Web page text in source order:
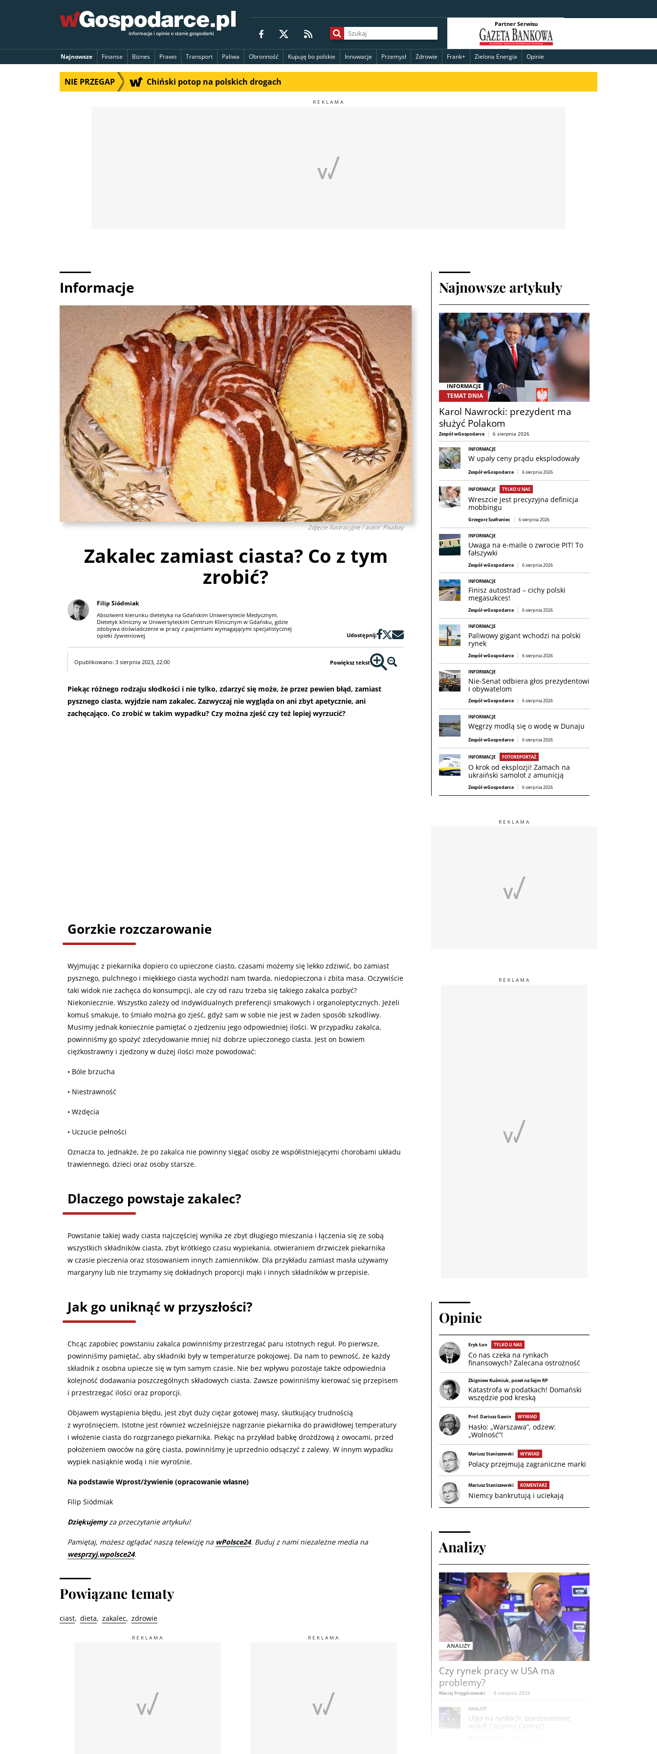
Partner Serwisu
Najnowsze Finanse Biznes Prawo Transport Paliwa Obronność Kupuję bo polskie Innowacje Przemysł Zdrowie Frank+ Zielona Energia Opinie
NIE PRZEGAP Chiński potop na polskich drogach
Informacje
Zdjęcie ilustracyjne / autor: Pixabay
Zakalec zamiast ciasta? Co z tym
zrobić?
Filip Siódmiak
Absolwent kierunku dietetyka na Gdańskim Uniwersytecie Medycznym.
Dietetyk kliniczny w Uniwersyteckim Centrum Klinicznym w Gdańsku, gdzie
zdobywa doświadczenie w pracy z pacjentami wymagającymi specjalistycznej
opieki żywieniowej
Udostępnij:
Opublikowano: 3 sierpnia 2023, 22:00 Powiększ tekst
Piekąc różnego rodzaju słodkości i nie tylko, zdarzyć się może, że przez pewien błąd, zamiast
pysznego ciasta, wyjdzie nam zakalec. Zazwyczaj nie wygląda on ani zbyt apetycznie, ani
zachęcająco. Co zrobić w takim wypadku? Czy można zjeść czy też lepiej wyrzucić?
Gorzkie rozczarowanie
Wyjmując z piekarnika dopiero co upieczone ciasto, czasami możemy się lekko zdziwić, bo zamiast
pysznego, pulchnego i miękkiego ciasta wychodzi nam twarda, niedopieczona i zbita masa. Oczywiście
taki widok nie zachęca do konsumpcji, ale czy od razu trzeba się takiego zakalca pozbyć?
Niekoniecznie. Wszystko zależy od indywidualnych preferencji smakowych i organoleptycznych. Jeżeli
komuś smakuje, to śmiało można go zjeść, gdyż sam w sobie nie jest w żaden sposób szkodliwy.
Musimy jednak koniecznie pamiętać o zjedzeniu jego odpowiedniej ilości. W przypadku zakalca,
powinniśmy go spożyć zdecydowanie mniej niż dobrze upieczonego ciasta. Jest on bowiem
ciężkostrawny i zjedzony w dużej ilości może powodować:
• Bóle brzucha
• Niestrawność
• Wzdęcia
• Uczucie pełności
Oznacza to, jednakże, że po zakalca nie powinny sięgać osoby ze współistniejącymi chorobami układu
trawiennego, dzieci oraz osoby starsze.
Dlaczego powstaje zakalec?
Powstanie takiej wady ciasta najczęściej wynika ze zbyt długiego mieszania i łączenia się ze sobą
wszystkich składników ciasta, zbyt krótkiego czasu wypiekania, otwieraniem drzwiczek piekarnika
w czasie pieczenia oraz stosowaniem innych zamienników. Dla przykładu zamiast masła używamy
margaryny lub nie trzymamy się dokładnych proporcji mąki i innych składników w przepisie.
Jak go uniknąć w przyszłości?
Chcąc zapobiec powstaniu zakalca powinniśmy przestrzegać paru istotnych reguł. Po pierwsze,
powinniśmy pamiętać, aby składniki były w temperaturze pokojowej. Da nam to pewność, że każdy
składnik z osobna upiecze się w tym samym czasie. Nie bez wpływu pozostaje także odpowiednia
kolejność dodawania poszczególnych składowych ciasta. Zawsze powinniśmy kierować się przepisem
i przestrzegać ilości oraz proporcji.
Objawem wystąpienia błędu, jest zbyt duży ciężar gotowej masy, skutkujący trudnością
z wyrośnięciem. Istotne jest również wcześniejsze nagrzanie piekarnika do prawidłowej temperatury
i włożenie ciasta do rozgrzanego piekarnika. Piekąc na przykład babkę drożdżową z owocami, przed
położeniem owoców na górę ciasta, powinniśmy je uprzednio odsączyć z zalewy. W innym wypadku
wypiek nasiąknie wodą i nie wyrośnie.
Na podstawie Wprost/żywienie (opracowanie własne)
Filip Siódmiak
Dziękujemyza przeczytanie artykułu!
Pamiętaj, możesz oglądać naszą telewizję na wPolsce24. Buduj z nami niezależne media na
wesprzyj.wpolsce24.
Powiązane tematy
ciast dieta zakalec zdrowie
Najnowsze artykuły
INFORMACJE
TEMAT DNIA
Karol Nawrocki: prezydent ma
służyć Polakom
Zespół wGospodarce 6 sierpnia 2026
INFORMACJE
W upały ceny prądu eksplodowały
Zespół wGospodarce 6 sierpnia 2026
INFORMACJE TYLKO U NAS
Wreszcie jest precyzyjna definicja
mobbingu
Grzegorz Szafraniec 6 sierpnia 2026
INFORMACJE
Uwaga na e-maile o zwrocie PIT! To
fałszywki
Zespół wGospodarce 6 sierpnia 2026
INFORMACJE
Finisz autostrad – cichy polski
megasukces!
Zespół wGospodarce 6 sierpnia 2026
INFORMACJE
Paliwowy gigant wchodzi na polski
rynek
Zespół wGospodarce 6 sierpnia 2026
INFORMACJE
Nie-Senat odbiera głos prezydentowi
i obywatelom
Zespół wGospodarce 6 sierpnia 2026
INFORMACJE
Węgrzy modlą się o wodę w Dunaju
Zespół wGospodarce 6 sierpnia 2026
INFORMACJE FOTOREPORTAŻ
O krok od eksplozji! Zamach na
ukraiński samolot z amunicją
Zespół wGospodarce 6 sierpnia 2026
Opinie
Eryk Łon TYLKO U NAS
Co nas czeka na rynkach
finansowych? Zalecana ostrożność
Zbigniew Kuźmiuk, poseł na Sejm RP
Katastrofa w podatkach! Domański
wszędzie pod kreską
Prof. Dariusz Gawin WYWIAD
Hasło: „Warszawa”, odzew:
„Wolność”!
Mariusz Staniszewski WYWIAD
Polacy przejmują zagraniczne marki
Mariusz Staniszewski KOMENTARZ
Niemcy bankrutują i uciekają
Analizy
ANALIZY
Czy rynek pracy w USA ma
problemy?
Maciej Przygórzewski 6 sierpnia 2026
ANALIZY
Ulga na rynkach: porozumienie
wokół Cieśniny Ormuz?